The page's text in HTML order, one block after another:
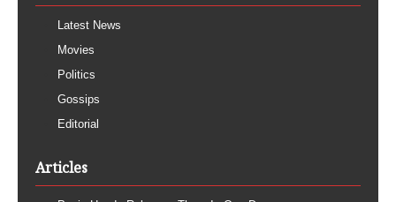
Latest News
Movies
Politics
Gossips
Editorial
Articles